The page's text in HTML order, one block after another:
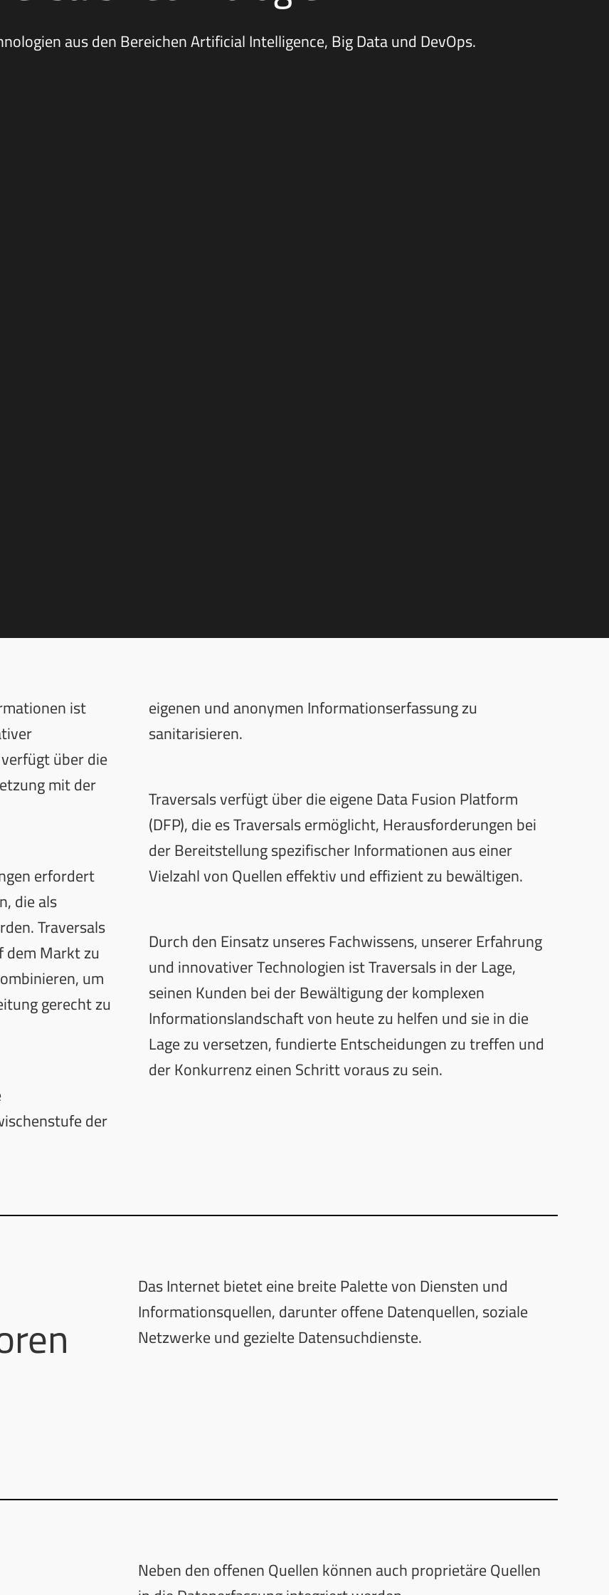
aus den Bereichen Artificial Intelligence, Big Data und DevOps.
ist
über die
mit der
erfordert
die als
Traversals
dem Markt zu
um
gerecht zu
der
eigenen und anonymen Informationserfassung zu
sanitarisieren.
Traversals verfügt über die eigene Data Fusion Platform
(DFP), die es Traversals ermöglicht, Herausforderungen bei
der Bereitstellung spezifischer Informationen aus einer
Vielzahl von Quellen effektiv und effizient zu bewältigen.
Durch den Einsatz unseres Fachwissens, unserer Erfahrung
und innovativer Technologien ist Traversals in der Lage,
seinen Kunden bei der Bewältigung der komplexen
Informationslandschaft von heute zu helfen und sie in die
Lage zu versetzen, fundierte Entscheidungen zu treffen und
der Konkurrenz einen Schritt voraus zu sein.
Das Internet bietet eine breite Palette von Diensten und
Informationsquellen, darunter offene Datenquellen, soziale
Netzwerke und gezielte Datensuchdienste.
Neben den offenen Quellen können auch proprietäre Quellen